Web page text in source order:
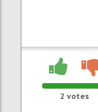
2 votes